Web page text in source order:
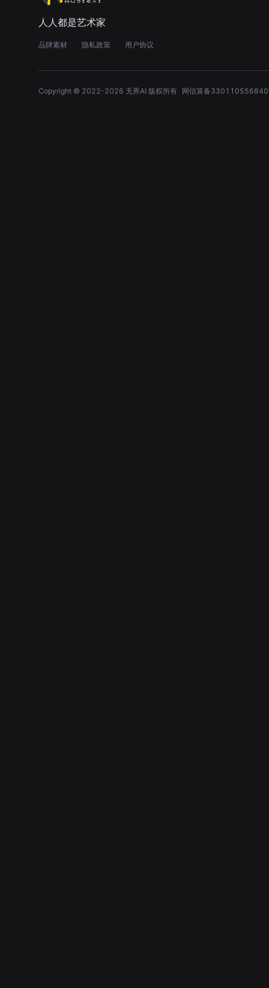
人人都是艺术家
品牌素材 隐私政策 用户协议
Copyright © 2022-2026 无界AI 版权所有 网信算备